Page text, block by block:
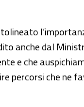
anche dal
e che
percorsi che ne